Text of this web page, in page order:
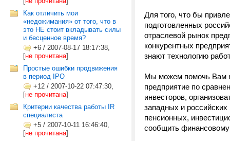
Как отличить мои
«недожимания» от того, что в
это НЕ стоит вкладывать силы
и бесценное время?
+6 / 2007-08-17 18:17:38,
[не прочитана]
Простые ошибки продвижения
в период IPO
+12 / 2007-10-22 07:47:30,
[не прочитана]
Критерии качества работы IR
специалиста
+5 / 2007-10-11 16:46:40,
[не прочитана]
Для того, что бы
подготовленных
отраслевой рынок
конкурентных
знают технологию
Мы можем помочь Вам
предприятие по
инвесторов,
западных и
пенсионных,
сообщить